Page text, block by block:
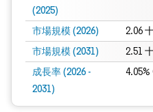
(2025)
市場規模 (2026) 2.06
市場規模 (2031) 2.51
成長率 (2026 -
2031)